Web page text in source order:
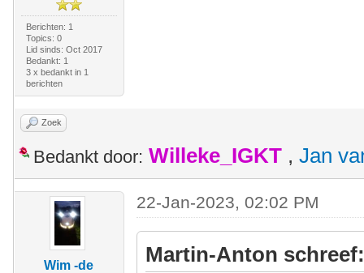
Berichten: 1
Topics: 0
Lid sinds: Oct 2017
Bedankt: 1
3 x bedankt in 1
berichten
Zoek
Bedankt door: Willeke_IGKT , Jan
Wim -de
22-Jan-2023, 02:02 PM
Martin-Anton